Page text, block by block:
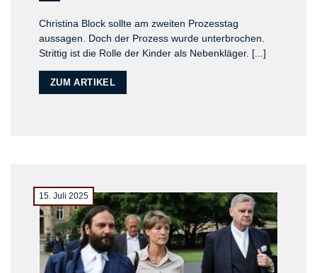
Christina Block sollte am zweiten Prozesstag
aussagen. Doch der Prozess wurde unterbrochen.
Strittig ist die Rolle der Kinder als Nebenkläger. [...]
ZUM ARTIKEL
15. Juli 2025